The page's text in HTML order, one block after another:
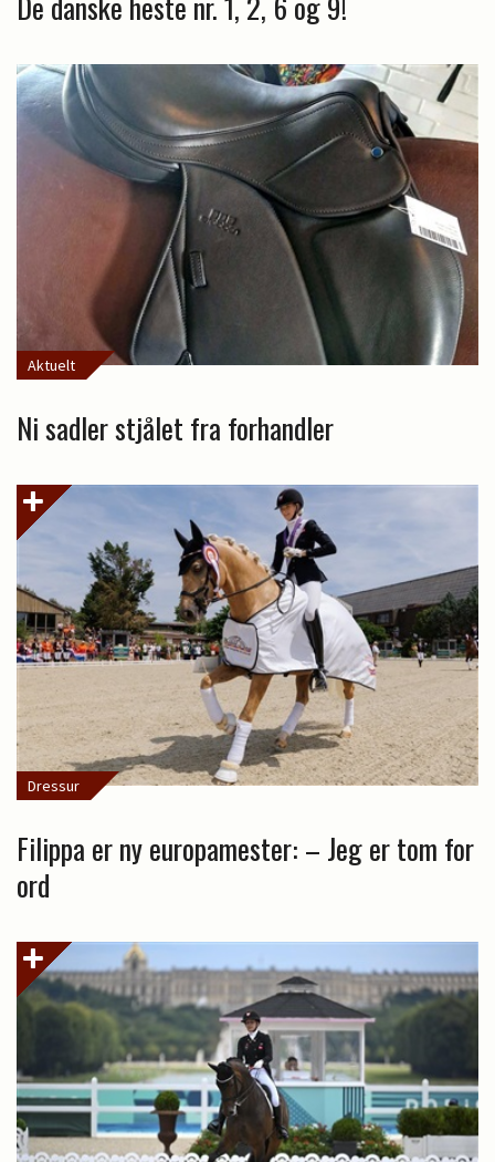
Aktuelt
Ni sadler stjålet fra forhandler
Dressur
Filippa er ny europamester: – Jeg er tom for
ord